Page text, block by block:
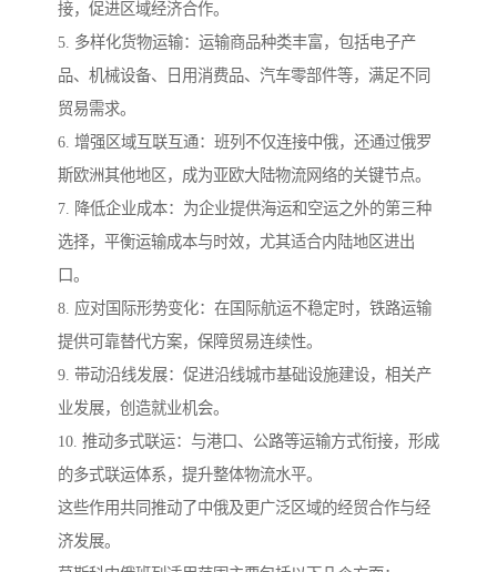
接，促进区域经济合作。
5. 多样化货物运输：运输商品种类丰富，包括电子产
品、机械设备、日用消费品、汽车零部件等，满足不同
贸易需求。
6. 增强区域互联互通：班列不仅连接中俄，还通过俄罗
斯欧洲其他地区，成为亚欧大陆物流网络的关键节点。
7. 降低企业成本：为企业提供海运和空运之外的第三种
选择，平衡运输成本与时效，尤其适合内陆地区进出
口。
8. 应对国际形势变化：在国际航运不稳定时，铁路运输
提供可靠替代方案，保障贸易连续性。
9. 带动沿线发展：促进沿线城市基础设施建设，相关产
业发展，创造就业机会。
10. 推动多式联运：与港口、公路等运输方式衔接，形成
的多式联运体系，提升整体物流水平。
这些作用共同推动了中俄及更广泛区域的经贸合作与经
济发展。